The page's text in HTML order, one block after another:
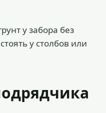
у забора без
у столбов или